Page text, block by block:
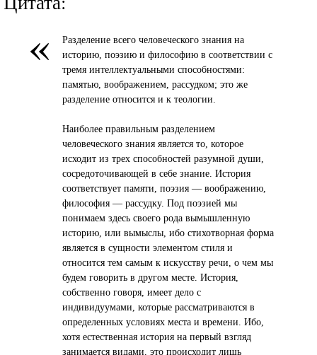
«
Разделение всего человеческого знания на
историю, поэзию и философию в соответствии с
тремя интеллектуальными способностями:
памятью, воображением, рассудком; это же
разделение относится и к теологии.
Наиболее правильным разделением
человеческого знания является то, которое
исходит из трех способностей разумной души,
сосредоточивающей в себе знание. История
соответствует памяти, поэзия — воображению,
философия — рассудку. Под поэзией мы
понимаем здесь своего рода вымышленную
историю, или вымыслы, ибо стихотворная форма
является в сущности элементом стиля и
относится тем самым к искусству речи, о чем мы
будем говорить в другом месте. История,
собственно говоря, имеет дело с
индивидуумами, которые рассматриваются в
определенных условиях места и времени. Ибо,
хотя естественная история на первый взгляд
занимается видами, это происходит лишь